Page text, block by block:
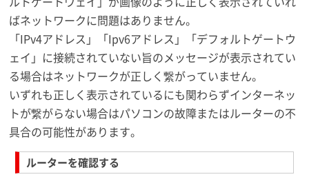
ばネットワークに問題はありません。
「IPv4アドレス」「Ipv6アドレス」「デフォルトゲートウ
ェイ」に接続されていない旨のメッセージが表示されてい
る場合はネットワークが正しく繋がっていません。
いずれも正しく表示されているにも関わらずインターネッ
トが繋がらない場合はパソコンの故障またはルーターの不
具合の可能性があります。
ルーターを確認する